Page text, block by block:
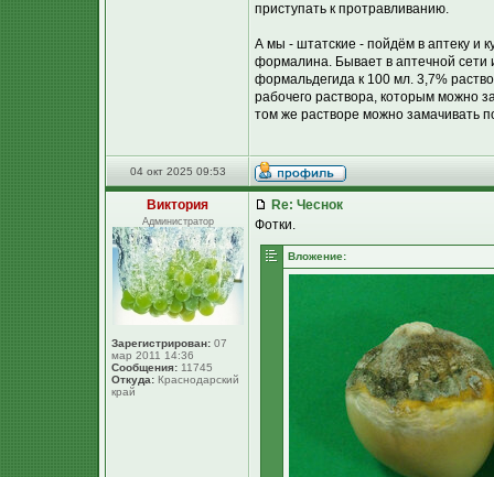
приступать к протравливанию.
А мы - штатские - пойдём в аптеку и
формалина. Бывает в аптечной сети
формальдегида к 100 мл. 3,7%
рабочего раствора, которым можно
том же растворе можно замачивать
04 окт 2025 09:53
Виктория
Администратор
Зарегистрирован: 07
мар 2011 14:36
Сообщения: 11745
Откуда: Краснодарский
край
Re: Чеснок
Фотки.
Вложение: